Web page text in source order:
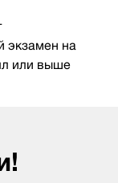
экзамен на
или выше